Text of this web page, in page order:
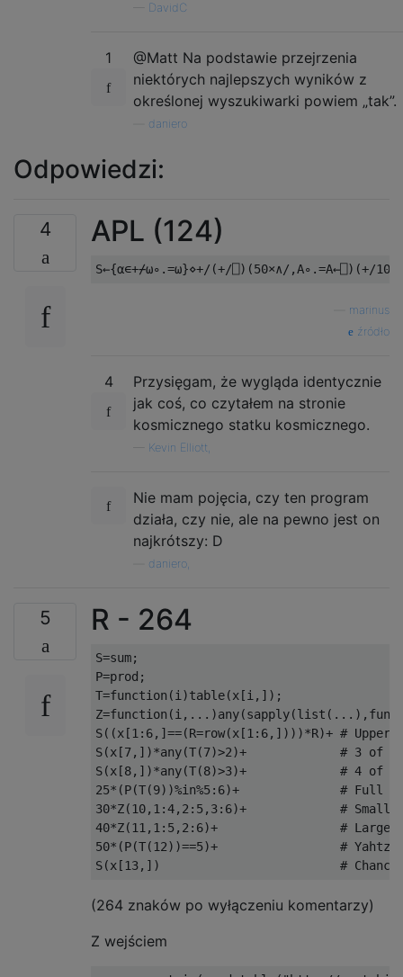
DavidC
1
@Matt Na podstawie przejrzenia
niektórych najlepszych wyników z
określonej wyszukiwarki powiem „tak”.
daniero
Odpowiedzi:
4 APL (124)
marinus
źródło
4
Przysięgam, że wygląda identycznie
jak coś, co czytałem na stronie
kosmicznego statku kosmicznego.
Kevin Elliott,
Nie mam pojęcia, czy ten program
działa, czy nie, ale na pewno jest on
najkrótszy: D
daniero,
5 R - 264
S=sum;
P=prod;
T=function(i)table(x[i,]);
S((x[1:6,]==(R=row(x[1:6,])))*R)+ # Upper
S(x[7,])*any(T(7)>2)+             # 3 of a
S(x[8,])*any(T(8)>3)+             # 4 of a
25*(P(T(9))%in%5:6)+              # Full
30*Z(10,1:4,2:5,3:6)+             # Small
40*Z(11,1:5,2:6)+                 # Large
50*(P(T(12))==5)+                 #
(264 znaków po wyłączeniu komentarzy)
Z wejściem